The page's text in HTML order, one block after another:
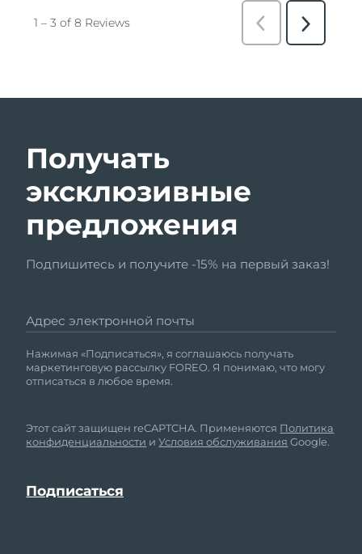
Получать
эксклюзивные
предложения
Подпишитесь и получите -15% на первый заказ!
Адрес электронной почты
Нажимая «Подписаться», я соглашаюсь получать
маркетинговую рассылку FOREO. Я понимаю, что могу
отписаться в любое время.
Этот сайт защищен reCAPTCHA. Применяются Политика
конфиденциальности иУсловия обслуживания Google.